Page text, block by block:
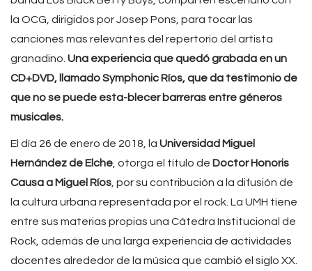
la OCG, dirigidos por Josep Pons, para tocar las
canciones mas relevantes del repertorio del artista
granadino. Una experiencia que quedó grabada en un
CD+DVD, llamado Symphonic Ríos, que da testimonio de
que no se puede esta-blecer barreras entre géneros
musicales.
El día 26 de enero de 2018, la Universidad Miguel
Hernández de Elche , otorga el título de Doctor Honoris
Causa a Miguel Ríos , por su contribución a la difusión de
la cultura urbana representada por el rock. La UMH tiene
entre sus materias propias una Cátedra Institucional de
Rock, además de una larga experiencia de actividades
docentes alrededor de la música que cambió el siglo XX.